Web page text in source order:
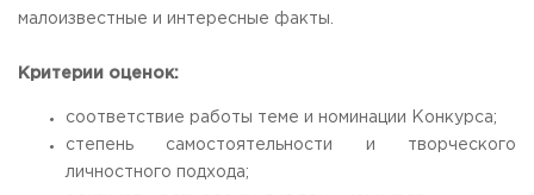
малоизвестные и интересные факты.
Критерии оценок:
соответствие работы теме и номинации Конкурса;
степень самостоятельности и творческого
личностного подхода;